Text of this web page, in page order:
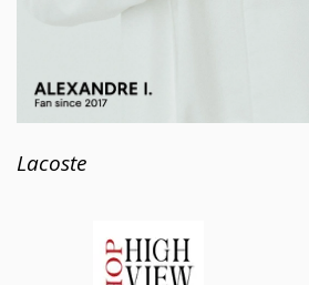
Lacoste